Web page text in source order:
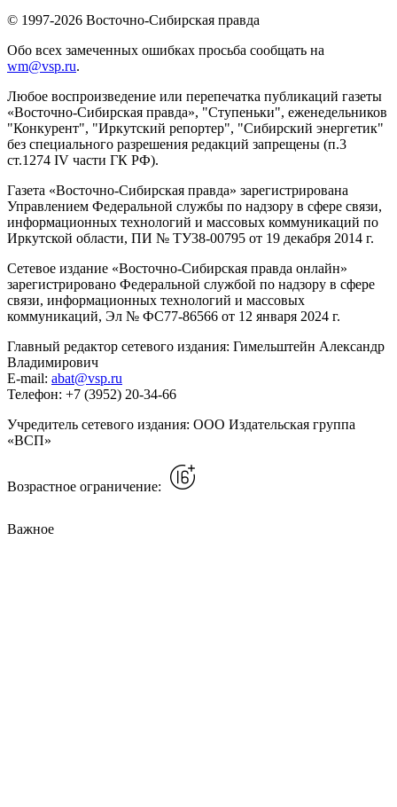
© 1997-2026 Восточно-Сибирская правда
Обо всех замеченных ошибках просьба сообщать на
wm@vsp.ru.
Любое воспроизведение или перепечатка публикаций газеты
«Восточно-Сибирская правда», "Ступеньки", еженедельников
"Конкурент", "Иркутский репортер", "Сибирский энергетик"
без специального разрешения редакций запрещены (п.3
ст.1274 IV части ГК РФ).
Газета «Восточно-Сибирская правда» зарегистрирована
Управлением Федеральной службы по надзору в сфере связи,
информационных технологий и массовых коммуникаций по
Иркутской области, ПИ № ТУ38-00795 от 19 декабря 2014 г.
Сетевое издание «Восточно-Сибирская правда онлайн»
зарегистрировано Федеральной службой по надзору в сфере
связи, информационных технологий и массовых
коммуникаций, Эл № ФС77-86566 от 12 января 2024 г.
Главный редактор сетевого издания: Гимельштейн Александр
Владимирович
E-mail: abat@vsp.ru
Телефон: +7 (3952) 20-34-66
Учредитель сетевого издания: ООО Издательская группа
«ВСП»
Возрастное ограничение:
Важное